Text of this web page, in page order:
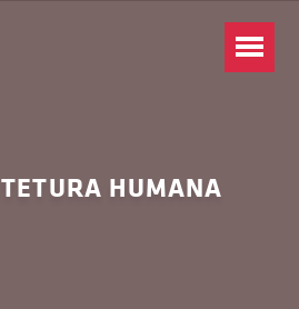
HUMANA